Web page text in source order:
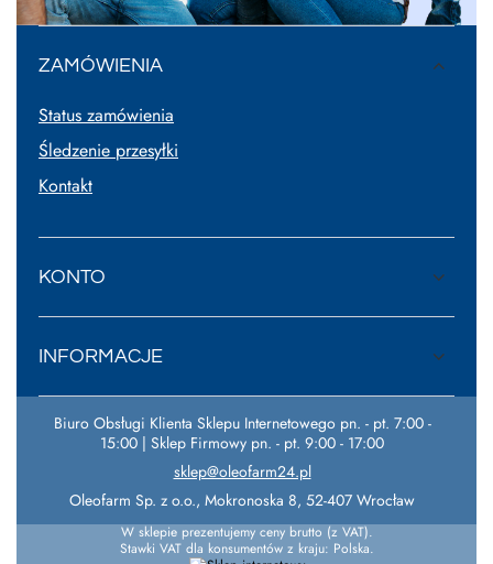
ZAMÓWIENIA
Status zamówienia
Śledzenie przesyłki
Kontakt
KONTO
INFORMACJE
Biuro Obsługi Klienta Sklepu Internetowego pn. - pt. 7:00 -
15:00 | Sklep Firmowy pn. - pt. 9:00 - 17:00
sklep@oleofarm24.pl
Oleofarm Sp. z o.o., Mokronoska 8, 52-407 Wrocław
W sklepie prezentujemy ceny brutto (z VAT).
Stawki VAT dla konsumentów z kraju: Polska.